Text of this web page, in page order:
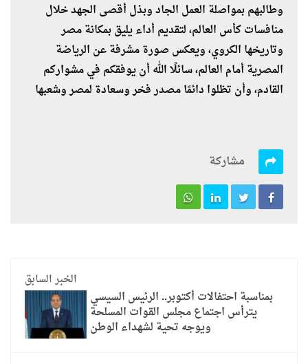
وطالبهم بمواصلة العمل الجاد وبذل أقصى الجهد خلال
منافسات كأس العالم، لتقديم أداء يليق بمكانة مصر
وتاريخها الكروي، ويعكس صورة مشرفة عن الرياضة
المصرية أمام العالم، سائلًا الله أن يوفقكم في مشواركم
القادم، وأن تظلوا دائمًا مصدر فخر وسعادة لمصر وشعبها
مشاركة
الخبر السابق
بمناسبة احتفالات أكتوبر.. الرئيس السيسي
يترأس اجتماع مجلس القوات المسلحة
ويوجه تحية لشهداء الوطن